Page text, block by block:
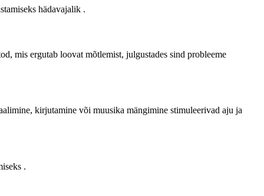
hädavajalik .
mis ergutab loovat mõtlemist, julgustades sind probleeme
kirjutamine või muusika mängimine stimuleerivad aju ja
.